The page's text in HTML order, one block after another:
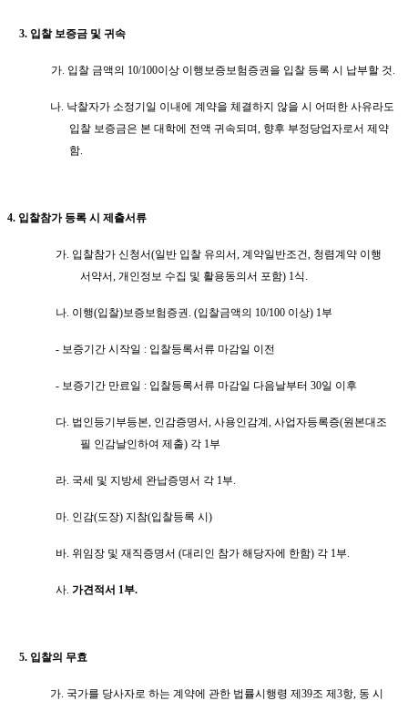
3. 입찰 보증금 및 귀속
가. 입찰 금액의 10/100이상 이행보증보험증권을 입찰 등록 시 납부할 것.
나. 낙찰자가 소정기일 이내에 계약을 체결하지 않을 시 어떠한 사유라도
입찰 보증금은 본 대학에 전액 귀속되며, 향후 부정당업자로서 제약
함.
4. 입찰참가 등록 시 제출서류
가. 입찰참가 신청서(일반 입찰 유의서,계약일반조건, 청렴계약 이행
서약서, 개인정보 수집 및 활용동의서 포함) 1식.
나. 이행(입찰)보증보험증권. (입찰금액의 10/100 이상) 1부
- 보증기간 시작일 : 입찰등록서류 마감일 이전
- 보증기간 만료일 : 입찰등록서류 마감일 다음날부터30일 이후
다. 법인등기부등본, 인감증명서,사용인감계,사업자등록증(원본대조
필 인감날인하여 제출) 각 1부
라. 국세 및 지방세 완납증명서 각 1부.
마. 인감(도장) 지참(입찰등록 시)
바.위임장 및 재직증명서(대리인 참가 해당자에 한함) 각 1부.
사.가견적서 1부.
5. 입찰의 무효
가. 국가를 당사자로 하는 계약에 관한 법률시행령 제39조 제3항, 동 시